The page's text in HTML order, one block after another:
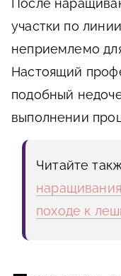
После
участки по
неприемлемо
Настоящий
подобный
выполнении
Читайте
походе к